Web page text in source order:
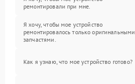
ремонтировали при мне.
Я хочу, чтобы мое устройство
ремонтировалось только оригинальными
запчастями.
Как я узнаю, что мое устройство готово?